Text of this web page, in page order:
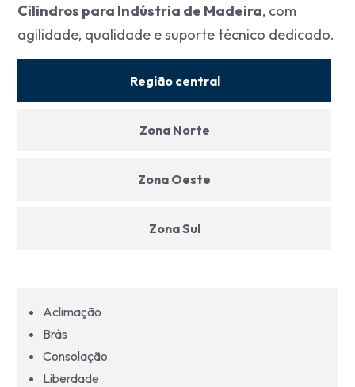
Cilindros para Indústria de Madeira, com
agilidade, qualidade e suporte técnico dedicado.
Região central
Zona Norte
Zona Oeste
Zona Sul
Aclimação
Brás
Consolação
Liberdade